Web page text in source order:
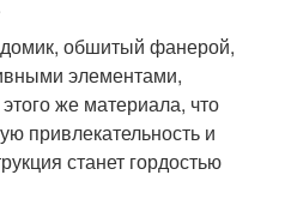
обшитый фанерой,
элементами,
же материала, что
привлекательность и
станет гордостью